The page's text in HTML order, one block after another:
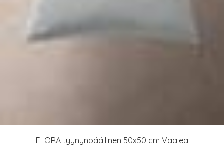
ELORA tyynynpäällinen 50x50 cm Vaalea